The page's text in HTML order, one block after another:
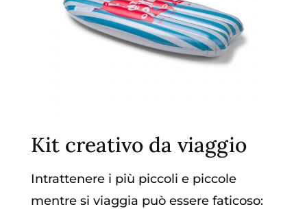
Kit creativo da viaggio
Intrattenere i più piccoli e piccole
mentre si viaggia può essere faticoso: